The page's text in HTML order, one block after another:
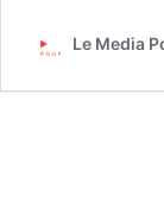
Le Media